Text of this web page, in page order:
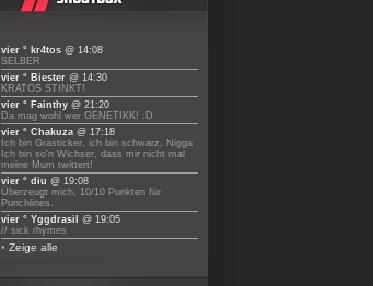
vier ° kr4tos @ 14:08
SELBER
vier ° Biester @ 14:30
KRATOS STINKT!
vier ° Fainthy @ 21:20
Da mag wohl wer GENETIKK! :D
vier ° Chakuza @ 17:18
Ich bin Grasticker, ich bin schwarz, Nigga
Ich bin so'n Wichser, dass mir nicht mal
meine Mum twittert!
vier ° diu @ 19:08
Überzeugt mich, 10/10 Punkten für
Punchlines.
vier ° Yggdrasil
@ 19:05
// sick rhymes
• Zeige alle